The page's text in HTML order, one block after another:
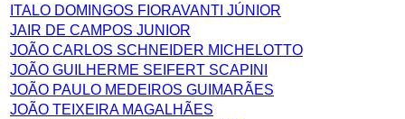
ITALO DOMINGOS FIORAVANTI JÚNIOR
JAIR DE CAMPOS JUNIOR
JOÃO CARLOS SCHNEIDER MICHELOTTO
JOÃO GUILHERME SEIFERT SCAPINI
JOÃO PAULO MEDEIROS GUIMARÃES
JOÃO TEIXEIRA MAGALHÃES